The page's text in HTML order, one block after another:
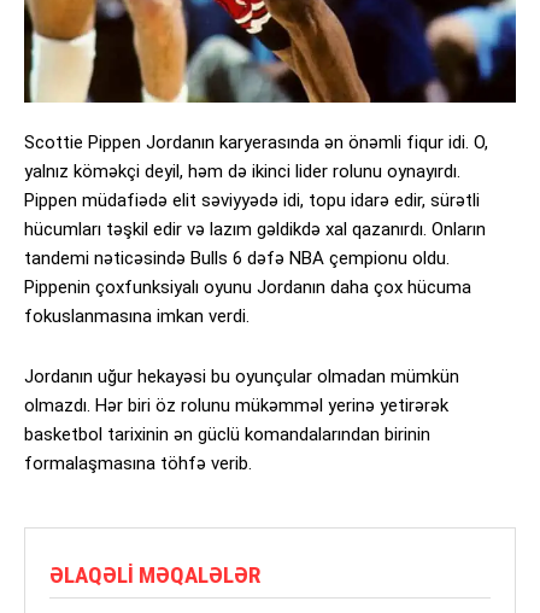
Scottie Pippen Jordanın karyerasında ən önəmli fiqur idi. O,
yalnız köməkçi deyil, həm də ikinci lider rolunu oynayırdı.
Pippen müdafiədə elit səviyyədə idi, topu idarə edir, sürətli
hücumları təşkil edir və lazım gəldikdə xal qazanırdı. Onların
tandemi nəticəsində Bulls 6 dəfə NBA çempionu oldu.
Pippenin çoxfunksiyalı oyunu Jordanın daha çox hücuma
fokuslanmasına imkan verdi.
Jordanın uğur hekayəsi bu oyunçular olmadan mümkün
olmazdı. Hər biri öz rolunu mükəmməl yerinə yetirərək
basketbol tarixinin ən güclü komandalarından birinin
formalaşmasına töhfə verib.
ƏLAQƏLI MƏQALƏLƏR